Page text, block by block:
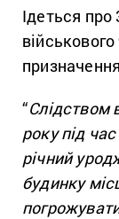
Ідеться
“Слідством
року під
річний
будинку